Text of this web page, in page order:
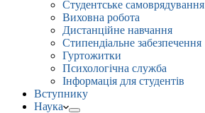
Студентське самоврядування
Виховна робота
Дистанційне навчання
Стипендіальне забезпечення
Гуртожитки
Психологічна служба
Інформація для студентів
Вступнику
Наука